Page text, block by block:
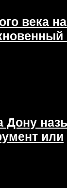
века
Дону
или